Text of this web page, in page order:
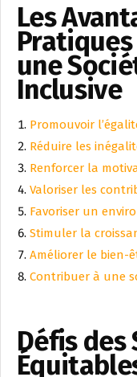
Les
une
Inclusive
Promouvoir
Réduire les
Renforcer la
Valoriser les
Favoriser un
Stimuler la
Améliorer le bien-
Contribuer à une
Défis des